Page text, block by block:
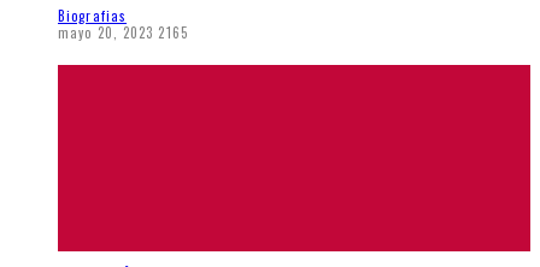
Biografias
mayo 20, 2023 2165